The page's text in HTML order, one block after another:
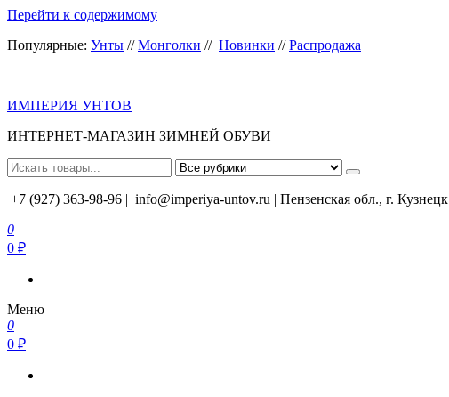
Перейти к содержимому
Популярные: Унты //Монголки // Новинки //Распродажа
ИМПЕРИЯ УНТОВ
ИНТЕРНЕТ-МАГАЗИН ЗИМНЕЙ ОБУВИ
+7 (927) 363-98-96 | info@imperiya-untov.ru | Пензенская обл., г. Кузнецк
0
0 ₽
Меню
0
0 ₽